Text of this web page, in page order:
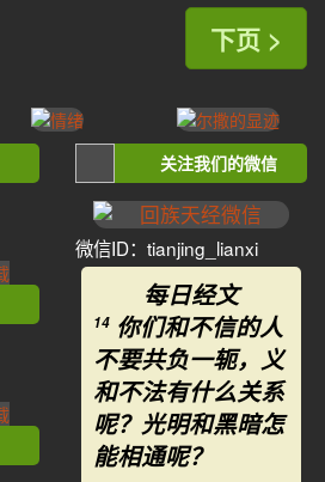
下页 >
关注我们的微信
微信ID：tianjing_lianxi
每日经文
14 你们和不信的人
不要共负一轭，义
和不法有什么关系
呢？光明和黑暗怎
能相通呢？